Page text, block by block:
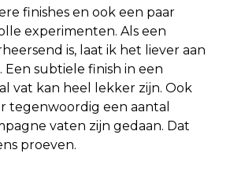
finishes en ook een paar
experimenten. Als een
is, laat ik het liever aan
Een subtiele finish in een
vat kan heel lekker zijn. Ook
tegenwoordig een aantal
vaten zijn gedaan. Dat
proeven.